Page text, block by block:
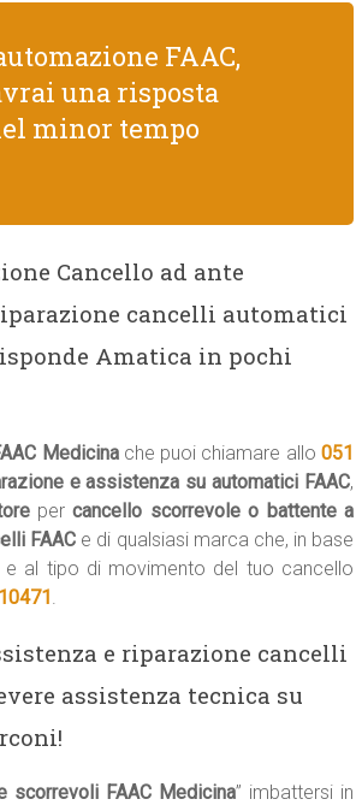
FAAC,
una risposta
minor tempo
Cancello ad ante
cancelli automatici
Amatica in pochi
Medicina che puoi chiamare allo051
e assistenza su automatici FAAC,
percancello scorrevole o battente a
FAAC e di qualsiasi marca che, in base
e al tipo di movimento del tuo cancello
.
e riparazione cancelli
assistenza tecnica su
scorrevoli FAAC Medicina” imbattersi in